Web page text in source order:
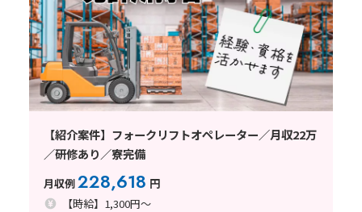
【紹介案件】フォークリフトオペレーター／月収22万
／研修あり／寮完備
月収例228,618 円
【時給】1,300円～